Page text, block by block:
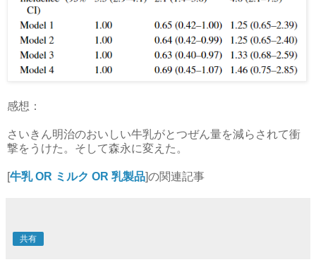
感想：
さいきん明治のおいしい牛乳がとつぜん量を減らされて衝
撃をうけた。そして森永に変えた。
[牛乳 OR ミルク OR 乳製品]の関連記事
共有